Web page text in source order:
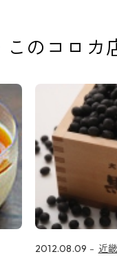
このコロカ
2012.08.09 近畿